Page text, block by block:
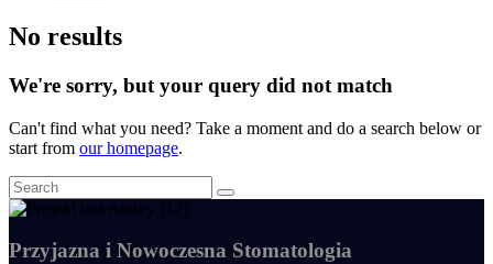
No results
We're sorry, but your query did not match
Can't find what you need? Take a moment and do a search below or
start from our homepage.
Przyjazna i Nowoczesna Stomatologia